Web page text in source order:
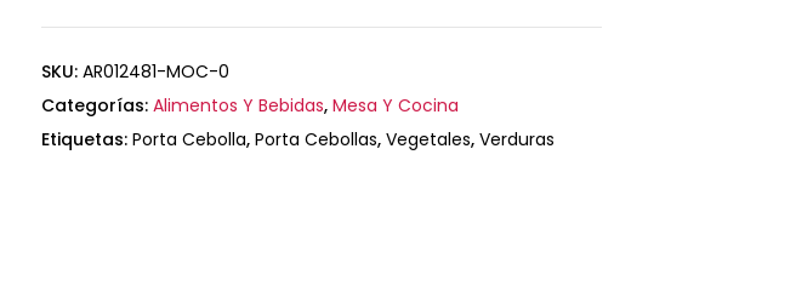
SKU: AR012481-MOC-0
Categorías: Alimentos Y Bebidas, Mesa Y Cocina
Etiquetas: Porta Cebolla, Porta Cebollas, Vegetales, Verduras